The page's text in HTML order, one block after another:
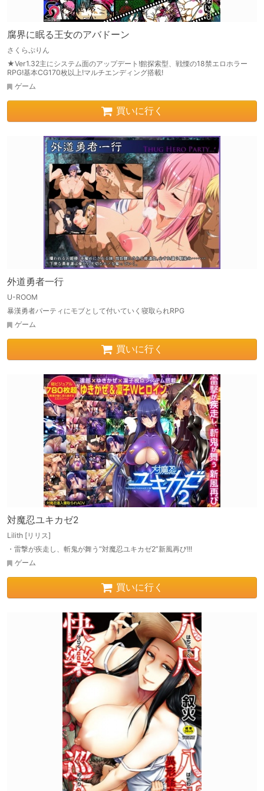
腐界に眠る王女のアバドーン
さくらぷりん
★Ver1.32主にシステム面のアップデート!館探索型、戦慄の18禁エロホラー
RPG!基本CG170枚以上!マルチエンディング搭載!
ゲーム
買いに行く
外道勇者一行
U-ROOM
暴漢勇者パーティにモブとして付いていく寝取られRPG
ゲーム
買いに行く
対魔忍ユキカゼ2
Lilith [リリス]
・雷撃が疾走し、斬鬼が舞う“対魔忍ユキカゼ2”新風再び!!!
ゲーム
買いに行く